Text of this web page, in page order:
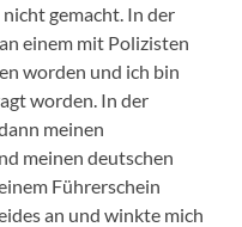
gemacht. In der
einem mit Polizisten
worden und ich bin
worden. In der
meinen
meinen deutschen
Führerschein
an und winkte mich